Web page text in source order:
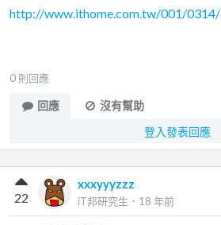
http://www.ithome.com.tw/001/0314/
0 則回應
回應
沒有幫助
登入發表回應
xxxyyyzzz
iT邦研究生 ． 18 年前
22